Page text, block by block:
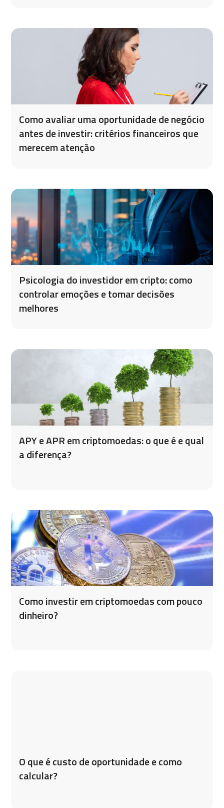
Como avaliar uma oportunidade de negócio
antes de investir: critérios financeiros que
merecem atenção
Psicologia do investidor em cripto: como
controlar emoções e tomar decisões
melhores
APY e APR em criptomoedas: o que é e qual
a diferença?
Como investir em criptomoedas com pouco
dinheiro?
O que é custo de oportunidade e como
calcular?